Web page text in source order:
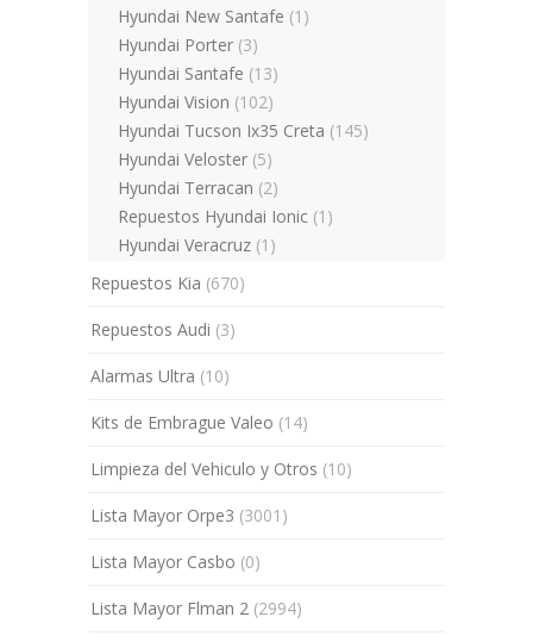
Hyundai New Santafe (1)
Hyundai Porter (3)
Hyundai Santafe (13)
Hyundai Vision (102)
Hyundai Tucson Ix35 Creta (145)
Hyundai Veloster (5)
Hyundai Terracan (2)
Repuestos Hyundai Ionic (1)
Hyundai Veracruz (1)
Repuestos Kia (670)
Repuestos Audi (3)
Alarmas Ultra (10)
Kits de Embrague Valeo (14)
Limpieza del Vehiculo y Otros (10)
Lista Mayor Orpe3 (3001)
Lista Mayor Casbo (0)
Lista Mayor Flman 2 (2994)